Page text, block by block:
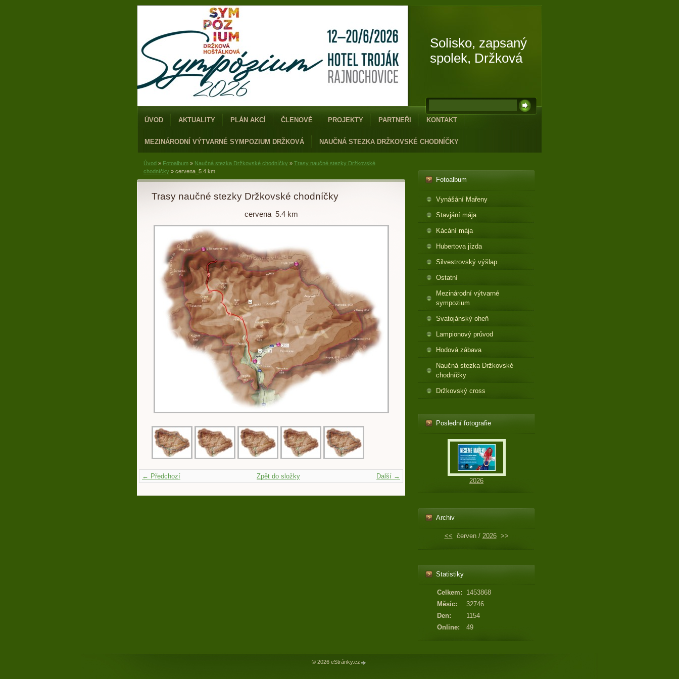
Solisko, zapsaný
spolek, Držková
ÚVOD AKTUALITY PLÁN AKCÍ ČLENOVÉ PROJEKTY PARTNEŘI KONTAKT
MEZINÁRODNÍ VÝTVARNÉ SYMPOZIUM DRŽKOVÁ NAUČNÁ STEZKA DRŽKOVSKÉ CHODNÍČKY
Úvod » Fotoalbum » Naučná stezka Držkovské chodníčky » Trasy naučné stezky Držkovské
chodníčky » cervena_5.4 km
Trasy naučné stezky Držkovské chodníčky
cervena_5.4 km
← Předchozí Další →
Zpět do složky
Fotoalbum
Vynášání Mařeny
Stavjání mája
Kácání mája
Hubertova jízda
Silvestrovský výšlap
Ostatní
Mezinárodní výtvarné
sympozium
Svatojánský oheň
Lampionový průvod
Hodová zábava
Naučná stezka Držkovské
chodníčky
Držkovský cross
Poslední fotografie
2026
Archiv
<< červen / 2026 >>
Statistiky
Online: 49
Celkem:
1453868
Měsíc:
32746
Den:
1154
© 2026 eStránky.cz